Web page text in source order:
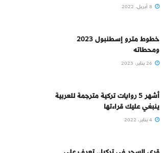
خطوط مترو إسطنبول 2023
ومحطاته
أشهر 5 روايات تركية مترجمة للعربية
ينبغي عليك قراءتها